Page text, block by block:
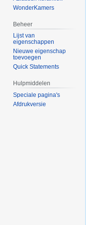
WonderKamers
Beheer
Lijst van
eigenschappen
Nieuwe eigenschap
toevoegen
Quick Statements
Hulpmiddelen
Speciale pagina's
Afdrukversie